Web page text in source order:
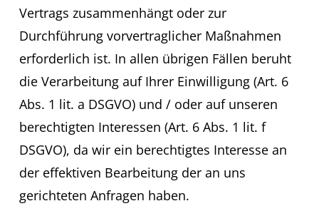
Vertrags zusammenhängt oder zur
Durchführung vorvertraglicher Maßnahmen
erforderlich ist. In allen übrigen Fällen beruht
die Verarbeitung auf Ihrer Einwilligung (Art. 6
Abs. 1 lit. a DSGVO) und / oder auf unseren
berechtigten Interessen (Art. 6 Abs. 1 lit. f
DSGVO), da wir ein berechtigtes Interesse an
der effektiven Bearbeitung der an uns
gerichteten Anfragen haben.